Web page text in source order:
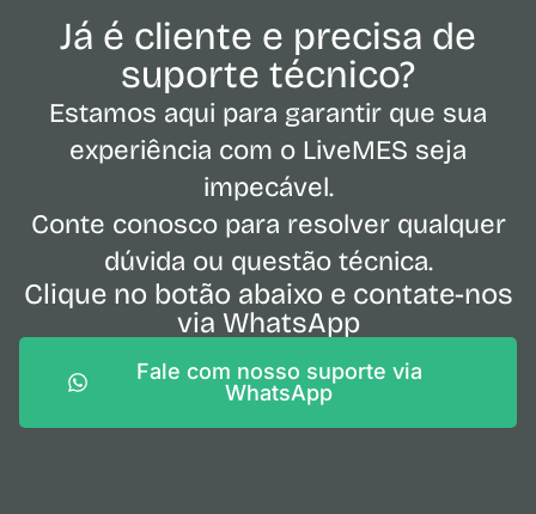
Já é cliente e precisa de
suporte técnico?
Estamos aqui para garantir que sua
experiência com o LiveMES seja
impecável.
Conte conosco para resolver qualquer
dúvida ou questão técnica.
Clique no botão abaixo e contate-nos
via WhatsApp
Fale com nosso suporte via
WhatsApp